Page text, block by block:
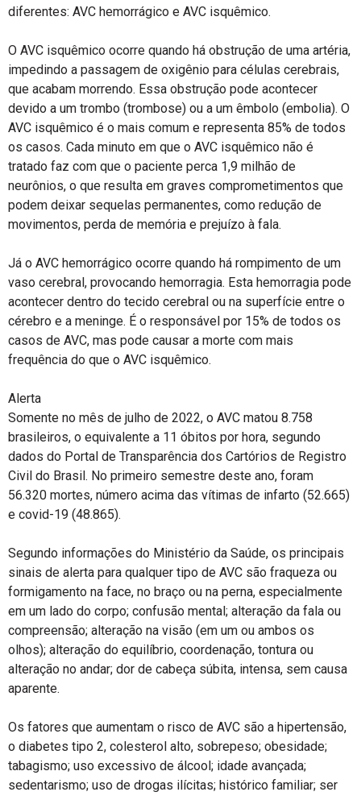
diferentes: AVC hemorrágico e AVC isquêmico.
O AVC isquêmico ocorre quando há obstrução de uma artéria,
impedindo a passagem de oxigênio para células cerebrais,
que acabam morrendo. Essa obstrução pode acontecer
devido a um trombo (trombose) ou a um êmbolo (embolia). O
AVC isquêmico é o mais comum e representa 85% de todos
os casos. Cada minuto em que o AVC isquêmico não é
tratado faz com que o paciente perca 1,9 milhão de
neurônios, o que resulta em graves comprometimentos que
podem deixar sequelas permanentes, como redução de
movimentos, perda de memória e prejuízo à fala.
Já o AVC hemorrágico ocorre quando há rompimento de um
vaso cerebral, provocando hemorragia. Esta hemorragia pode
acontecer dentro do tecido cerebral ou na superfície entre o
cérebro e a meninge. É o responsável por 15% de todos os
casos de AVC, mas pode causar a morte com mais
frequência do que o AVC isquêmico.
Alerta
Somente no mês de julho de 2022, o AVC matou 8.758
brasileiros, o equivalente a 11 óbitos por hora, segundo
dados do Portal de Transparência dos Cartórios de Registro
Civil do Brasil. No primeiro semestre deste ano, foram
56.320 mortes, número acima das vítimas de infarto (52.665)
e covid-19 (48.865).
Segundo informações do Ministério da Saúde, os principais
sinais de alerta para qualquer tipo de AVC são fraqueza ou
formigamento na face, no braço ou na perna, especialmente
em um lado do corpo; confusão mental; alteração da fala ou
compreensão; alteração na visão (em um ou ambos os
olhos); alteração do equilíbrio, coordenação, tontura ou
alteração no andar; dor de cabeça súbita, intensa, sem causa
aparente.
Os fatores que aumentam o risco de AVC são a hipertensão,
o diabetes tipo 2, colesterol alto, sobrepeso; obesidade;
tabagismo; uso excessivo de álcool; idade avançada;
sedentarismo; uso de drogas ilícitas; histórico familiar; ser